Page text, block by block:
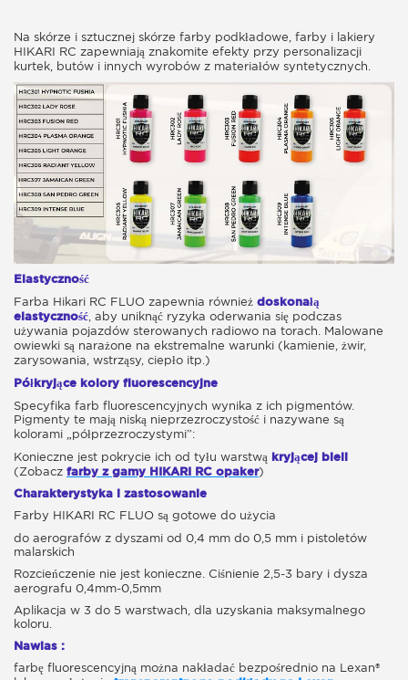
Na skórze i sztucznej skórze farby podkładowe, farby i lakiery
HIKARI RC zapewniają znakomite efekty przy personalizacji
kurtek, butów i innych wyrobów z materiałów syntetycznych.
Elastyczność
Farba Hikari RC FLUO zapewnia również doskonałą
elastyczność, aby uniknąć ryzyka oderwania się podczas
używania pojazdów sterowanych radiowo na torach. Malowane
owiewki są narażone na ekstremalne warunki (kamienie, żwir,
zarysowania, wstrząsy, ciepło itp.)
Półkryjące kolory fluorescencyjne
Specyfika farb fluorescencyjnych wynika z ich pigmentów.
Pigmenty te mają niską nieprzezroczystość i nazywane są
kolorami „półprzezroczystymi”:
Konieczne jest pokrycie ich od tyłu warstwą kryjącej bieli
(Zobacz farby z gamy HIKARI RC opaker)
Charakterystyka i zastosowanie
Farby HIKARI RC FLUO są gotowe do użycia
do aerografów z dyszami od 0,4 mm do 0,5 mm i pistoletów
malarskich
Rozcieńczenie nie jest konieczne. Ciśnienie 2,5-3 bary i dysza
aerografu 0,4mm-0,5mm
Aplikacja w 3 do 5 warstwach, dla uzyskania maksymalnego
koloru.
Nawias :
farbę fluorescencyjną można nakładać bezpośrednio na Lexan®